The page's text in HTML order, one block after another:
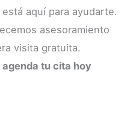
está aquí para ayudarte.
asesoramiento
visita gratuita.
agenda tu cita hoy